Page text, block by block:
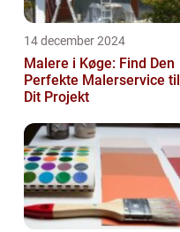
14 december 2024
Malere i Køge: Find Den
Perfekte Malerservice til
Dit Projekt